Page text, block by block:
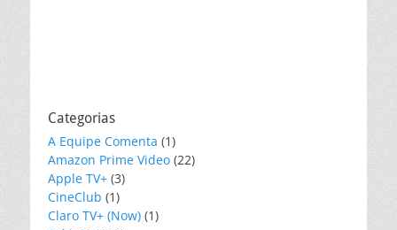
Categorias
A Equipe Comenta (1)
Amazon Prime Video (22)
Apple TV+ (3)
CineClub (1)
Claro TV+ (Now) (1)